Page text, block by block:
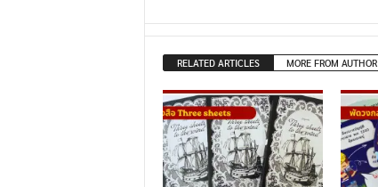
RELATED ARTICLES MORE FROM AUTHOR